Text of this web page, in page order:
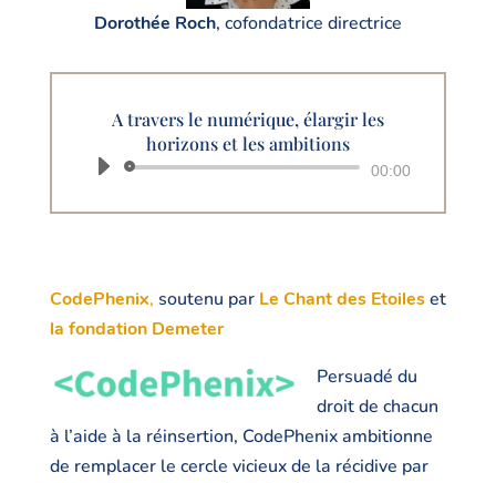
Dorothée Roch, cofondatrice directrice
A travers le numérique, élargir les
horizons et les ambitions
Lecteur
00:00
CodePhenix, soutenu par Le Chant des Etoileset
la fondation Demeter
Persuadé du
droit de chacun
à l’aide à la réinsertion, CodePhenix ambitionne
de remplacer le cercle vicieux de la récidive par